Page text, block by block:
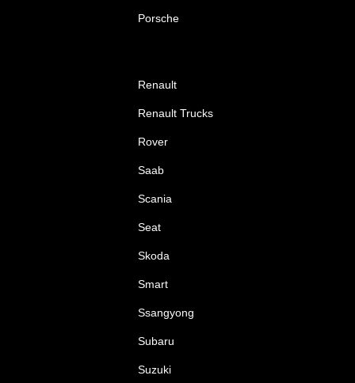
Porsche
Renault
Renault Trucks
Rover
Saab
Scania
Seat
Skoda
Smart
Ssangyong
Subaru
Suzuki